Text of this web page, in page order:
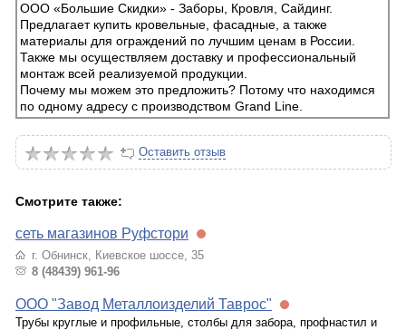
ООО «Большие Скидки» - Заборы, Кровля, Сайдинг.
Предлагает купить кровельные, фасадные, а также
материалы для ограждений по лучшим ценам в России.
Также мы осуществляем доставку и профессиональный
монтаж всей реализуемой продукции.
Почему мы можем это предложить? Потому что находимся
по одному адресу с производством Grand Line.
Оставить отзыв
Смотрите также:
сеть магазинов Руфстори
г. Обнинск, Киевское шоссе, 35
8 (48439) 961-96
ООО "Завод Металлоизделий Таврос"
Трубы круглые и профильные, столбы для забора, профнастил и